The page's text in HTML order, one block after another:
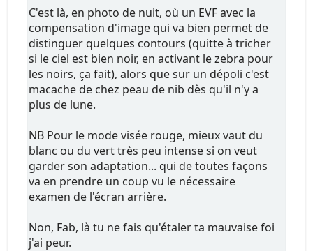
C'est là, en photo de nuit, où un EVF avec la
compensation d'image qui va bien permet de
distinguer quelques contours (quitte à tricher
si le ciel est bien noir, en activant le zebra pour
les noirs, ça fait), alors que sur un dépoli c'est
macache de chez peau de nib dès qu'il n'y a
plus de lune.
NB Pour le mode visée rouge, mieux vaut du
blanc ou du vert très peu intense si on veut
garder son adaptation... qui de toutes façons
va en prendre un coup vu le nécessaire
examen de l'écran arrière.
Non, Fab, là tu ne fais qu'étaler ta mauvaise foi
j'ai peur.